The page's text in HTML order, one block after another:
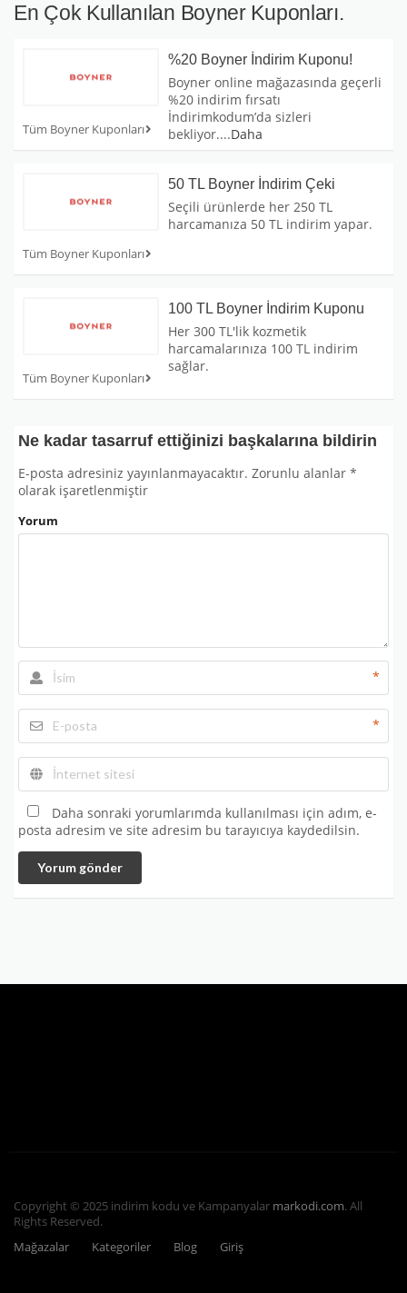
En Çok Kullanılan Boyner Kuponları.
Tüm Boyner Kuponları
%20 Boyner İndirim Kuponu!
Boyner online mağazasında geçerli
%20 indirim fırsatı
İndirimkodum’da sizleri
bekliyor....Daha
Tüm Boyner Kuponları
50 TL Boyner İndirim Çeki
Seçili ürünlerde her 250 TL
harcamanıza 50 TL indirim yapar.
Tüm Boyner Kuponları
100 TL Boyner İndirim Kuponu
Her 300 TL'lik kozmetik
harcamalarınıza 100 TL indirim
sağlar.
Ne kadar tasarruf ettiğinizi başkalarına bildirin
E-posta adresiniz yayınlanmayacaktır. Zorunlu alanlar *
olarak işaretlenmiştir
Yorum
*
*
Daha sonraki yorumlarımda kullanılması için adım, e-
posta adresim ve site adresim bu tarayıcıya kaydedilsin.
Yorum gönder
Copyright © 2025 indirim kodu ve Kampanyalar markodi.com. All
Rights Reserved.
Mağazalar
Kategoriler Blog Giriş